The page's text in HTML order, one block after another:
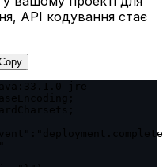
API кодування стає